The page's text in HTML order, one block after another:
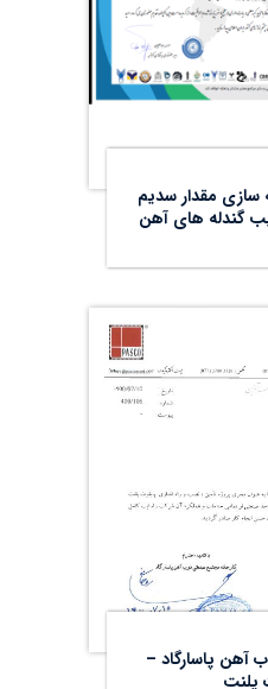
سازی مقدار سدیم
گندله های آهن
آهن پاسارگاد –
پلنت